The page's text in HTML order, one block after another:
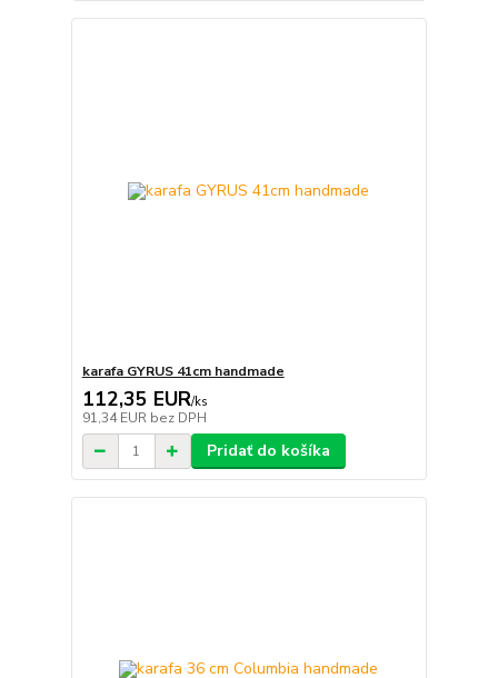
karafa GYRUS 41cm handmade
112,35 EUR/ks
91,34 EUR bez DPH
Pridať do košíka